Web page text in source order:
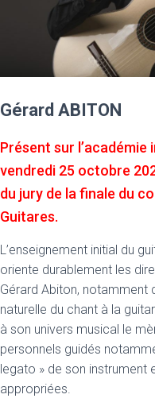
Gérard ABITON
Présent sur
vendredi 25 octobre
du jury de la finale du
Guitares.
L’enseignement initial du
oriente durablement les
Gérard Abiton, notamment
naturelle du chant à la
à son univers musical le
personnels guidés
legato » de son instrument
appropriées.